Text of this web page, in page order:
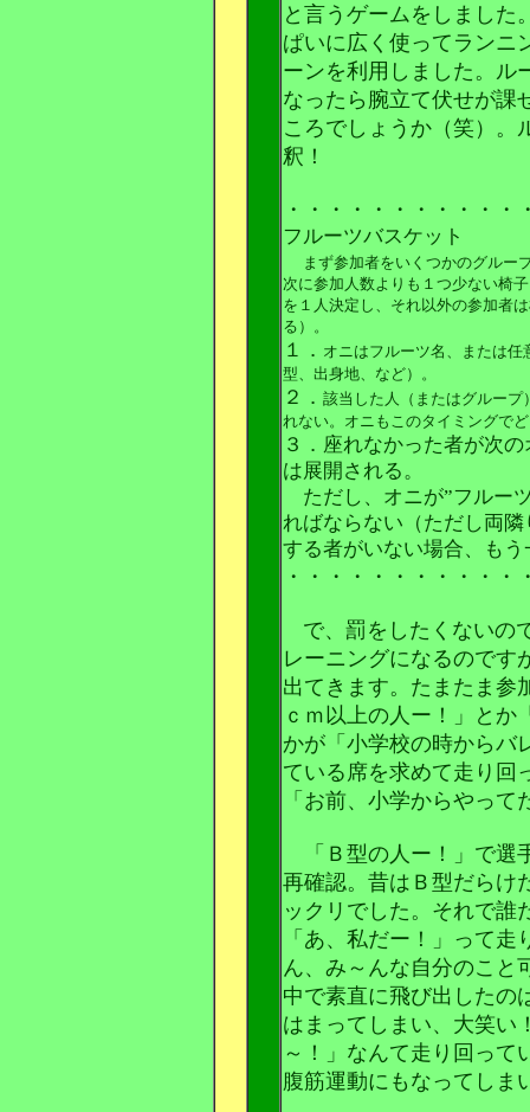
と言うゲームをしました
ぱいに広く使ってランニ
ーンを利用しました。ル
なったら腕立て伏せが課
ころでしょうか（笑）。
釈！
・・・・・・・・・・
フルーツバスケット
まず参加者をいくつかのグルー
次に参加人数よりも１つ少ない椅
を１人決定し、それ以外の参加者
る）。
１． オニはフルーツ名、または
型、出身地、など）。
２． 該当した人（またはグルー
れない。オニもこのタイミングで
３．座れなかった者が次
は展開される。
ただし、オニが”フルー
ればならない（ただし両
する者がいない場合、も
・・・・・・・・・・
で、罰をしたくないの
レーニングになるのです
出てきます。たまたま参
ｃｍ以上の人ー！」と
かが「小学校の時からバ
ている席を求めて走り回
「お前、小学からやっ
「Ｂ型の人ー！」で選
再確認。昔はＢ型だらけ
ックリでした。それで誰
「あ、私だー！」って
ん、み～んな自分のこと
中で素直に飛び出したの
はまってしまい、大笑い
～！」なんて走り回って
腹筋運動にもなってしま